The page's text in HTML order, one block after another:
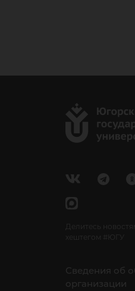
Делитесь
хештегом #ЮГУ
Сведения об
организации